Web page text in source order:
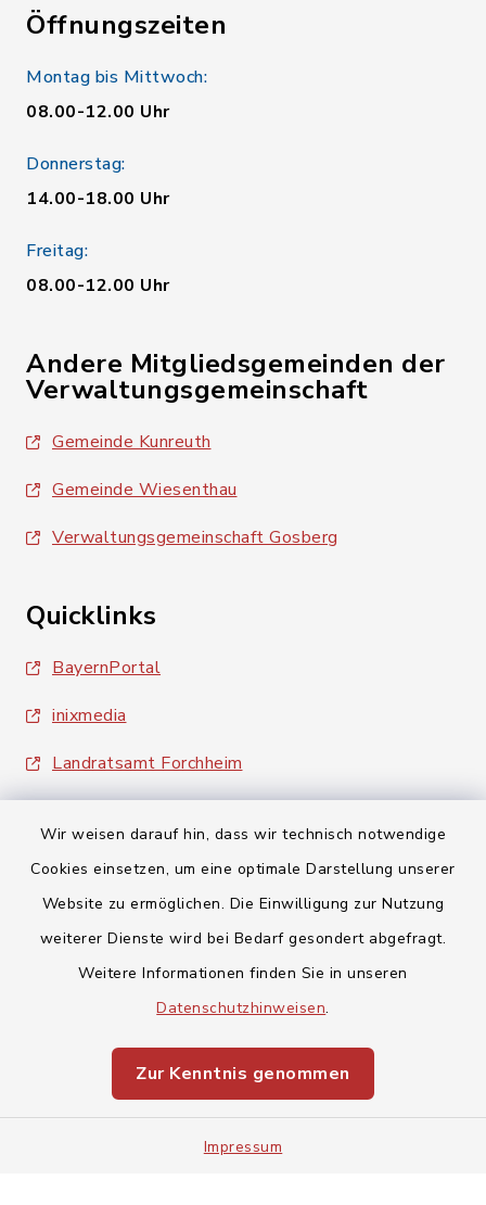
Wir weisen darauf hin, dass wir technisch notwendige
Cookies einsetzen, um eine optimale Darstellung unserer
Website zu ermöglichen. Die Einwilligung zur Nutzung
weiterer Dienste wird bei Bedarf gesondert abgefragt.
Weitere Informationen finden Sie in unseren
Datenschutzhinweisen.
Zur Kenntnis genommen
Impressum
Öffnungszeiten
Montag bis Mittwoch:
08.00-12.00 Uhr
Donnerstag:
14.00-18.00 Uhr
Freitag:
08.00-12.00 Uhr
Andere Mitgliedsgemeinden der
Verwaltungsgemeinschaft
Gemeinde Kunreuth
Gemeinde Wiesenthau
Verwaltungsgemeinschaft Gosberg
Quicklinks
BayernPortal
inixmedia
Landratsamt Forchheim
Barrierefreiheit
Impressum
Sitemap